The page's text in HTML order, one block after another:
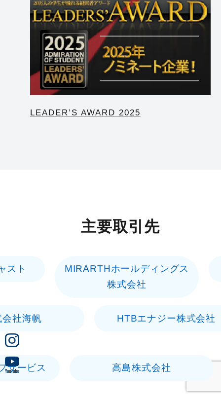
LEADER’S AWARD 2025
主要取引先
MIRARTHホールディングス
丸紅エネ
HTBエナジー株式会社
三井住友